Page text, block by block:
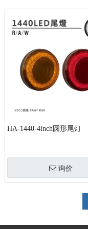
HA-1440-4inch圆形尾灯
询价